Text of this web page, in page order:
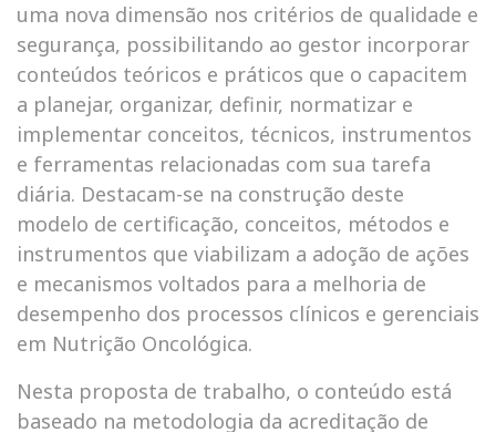
uma nova dimensão nos critérios de qualidade e
segurança, possibilitando ao gestor incorporar
conteúdos teóricos e práticos que o capacitem
a planejar, organizar, definir, normatizar e
implementar conceitos, técnicos, instrumentos
e ferramentas relacionadas com sua tarefa
diária. Destacam-se na construção deste
modelo de certificação, conceitos, métodos e
instrumentos que viabilizam a adoção de ações
e mecanismos voltados para a melhoria de
desempenho dos processos clínicos e gerenciais
em Nutrição Oncológica.
Nesta proposta de trabalho, o conteúdo está
baseado na metodologia da acreditação de